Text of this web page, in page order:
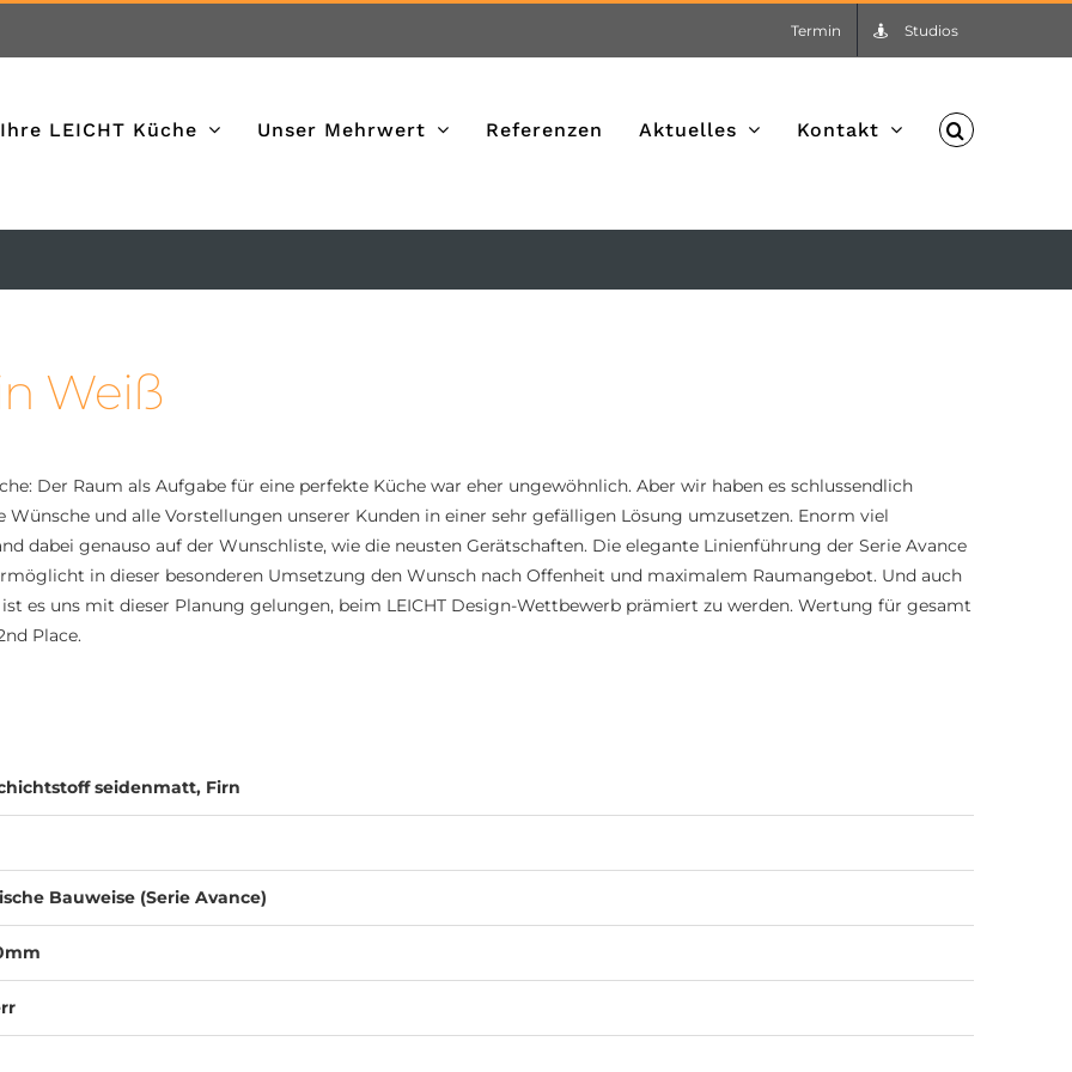
Termin Studios
Ihre LEICHT Küche Unser Mehrwert Referenzen Aktuelles Kontakt
Weiß
Der Raum als Aufgabe für eine perfekte Küche war eher ungewöhnlich. Aber wir haben es schlussendlich
Wünsche und alle Vorstellungen unserer Kunden in einer sehr gefälligen Lösung umzusetzen. Enorm viel
dabei genauso auf der Wunschliste, wie die neusten Gerätschaften. Die elegante Linienführung der Serie Avance
in dieser besonderen Umsetzung den Wunsch nach Offenheit und maximalem Raumangebot. Und auch
es uns mit dieser Planung gelungen, beim LEICHT Design-Wettbewerb prämiert zu werden. Wertung für gesamt
Place.
seidenmatt, Firn
Bauweise (Serie Avance)